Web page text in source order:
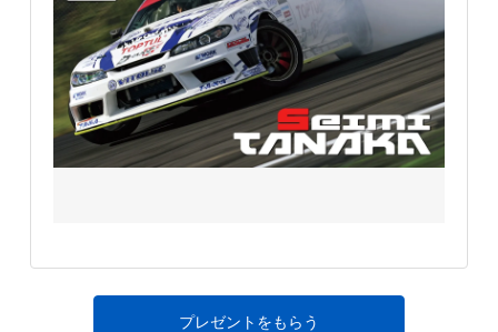
プレゼントをもらう